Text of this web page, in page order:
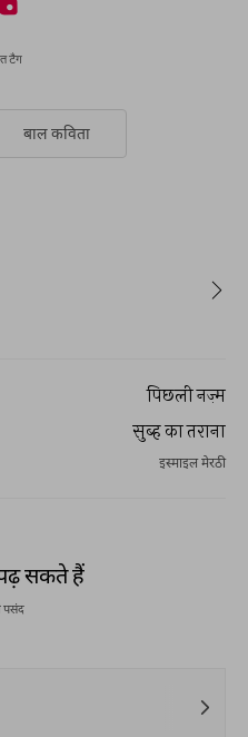
टैग
बाल कविता
पिछली नज़्म
सुब्ह का तराना
इस्माइल मेरठी
सकते हैं
पसंद